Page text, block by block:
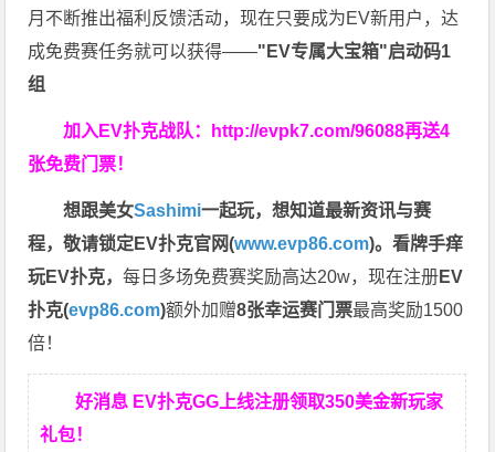
月不断推出福利反馈活动，现在只要成为EV新用户，达
成免费赛任务就可以获得——"EV专属大宝箱"启动码1
组
加入EV扑克战队： http://evpk7.com/96088再送4
张免费门票！
想跟美女Sashimi一起玩，想知道最新资讯与赛
程，敬请锁定EV扑克官网(www.evp86.com)。看牌手痒
玩EV扑克，每日多场免费赛奖励高达20w，现在注册EV
扑克(evp86.com)额外加赠8张幸运赛门票最高奖励1500
倍！
好消息 EV扑克GG上线注册领取350美金新玩家
礼包！